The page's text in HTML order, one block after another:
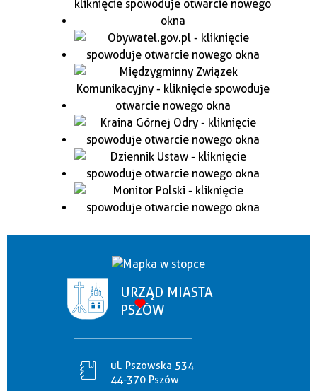
URZĄD MIASTA
PSZÓW
ul. Pszowska 534
44-370 Pszów